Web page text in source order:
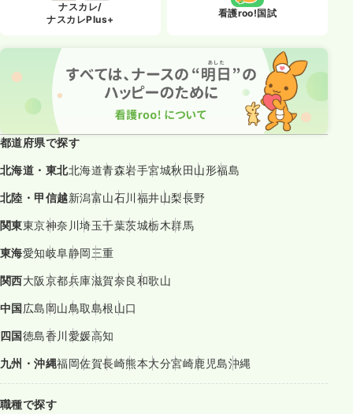
ナスカレ/
ナスカレPlus+
看護roo!国試
都道府県で探す
北海道・東北北海道青森岩手宮城秋田山形福島
北陸・甲信越新潟富山石川福井山梨長野
関東東京神奈川埼玉千葉茨城栃木群馬
東海愛知岐阜静岡三重
関西大阪京都兵庫滋賀奈良和歌山
中国広島岡山鳥取島根山口
四国徳島香川愛媛高知
九州・沖縄福岡佐賀長崎熊本大分宮崎鹿児島沖縄
職種で探す